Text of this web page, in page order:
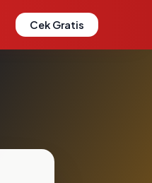
Cek Gratis